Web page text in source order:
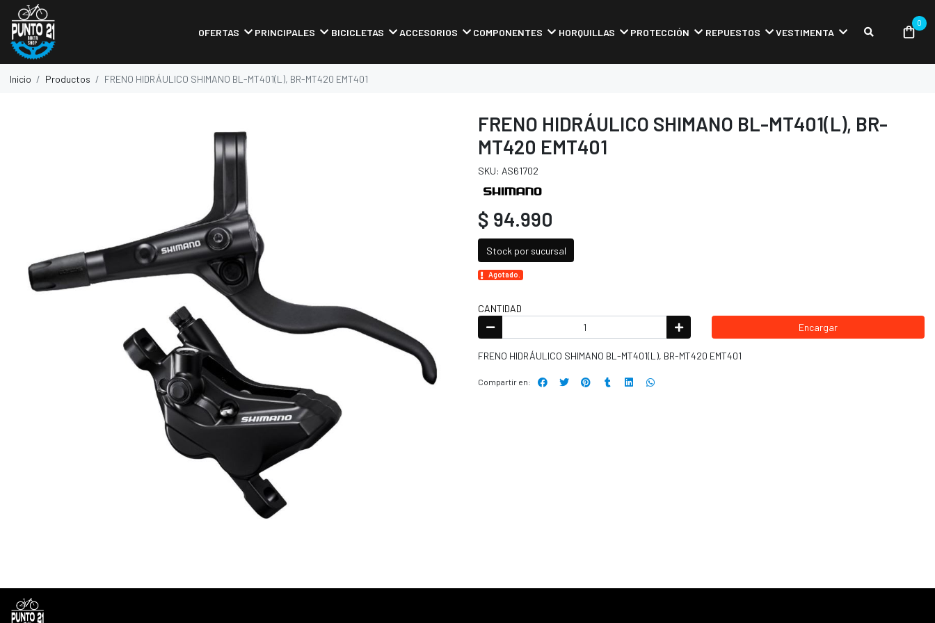
OFERTAS PRINCIPALES BICICLETAS ACCESORIOS COMPONENTES HORQUILLAS PROTECCIÓN REPUESTOS VESTIMENTA
0
Inicio Productos FRENO HIDRÁULICO SHIMANO BL-MT401(L), BR-MT420 EMT401
FRENO HIDRÁULICO SHIMANO BL-MT401(L), BR-
MT420 EMT401
SKU: AS61702
$ 94.990
Stock por sucursal
Agotado.
CANTIDAD
Encargar
FRENO HIDRÁULICO SHIMANO BL-MT401(L), BR-MT420 EMT401
Compartir en: